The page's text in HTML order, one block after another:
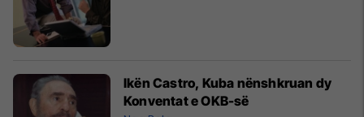
Ikën Castro, Kuba nënshkruan dy
Konventat e OKB-së